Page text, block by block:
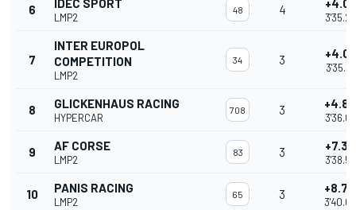
6 IDEC SPORT
LMP2
48 4
7
INTER EUROPOL
COMPETITION
LMP2
34 3
8 GLICKENHAUS RACING
HYPERCAR
708 3
9 AF CORSE
LMP2
83 3
10 PANIS RACING
LMP2
65 3